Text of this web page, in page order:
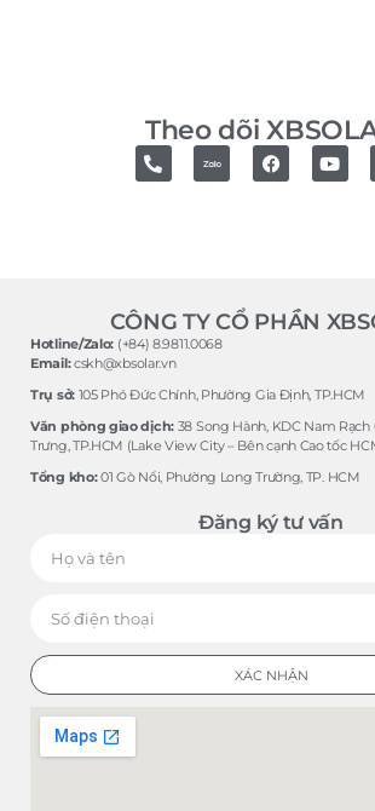
Theo dõi
CÔNG TY CỔ PHẦN
Hotline/Zalo: (+84) 8.9811.0068
Email:cskh@xbsolar.vn
Trụ sở:105 Phó Ðức Chính, Phường Gia Ðịnh, TP.HCM
Văn phòng giao dịch: 38 Song Hành, KDC Nam
Trưng, TP.HCM (Lake View City – Bên cạnh Cao tốc
Tổng kho:01 Gò Nổi, Phường Long Trường, TP. HCM
Đăng ký tư vấn
XÁC NHẬN